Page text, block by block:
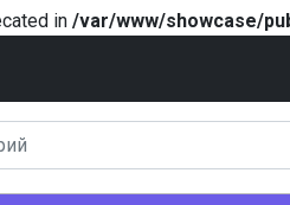
in /var/www/showcase/